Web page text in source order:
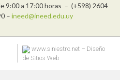
9:00 a 17:00 horas – (+598) 2604
– ineed@ineed.edu.uy
www.siniestro.net– Diseño
de Sitios Web